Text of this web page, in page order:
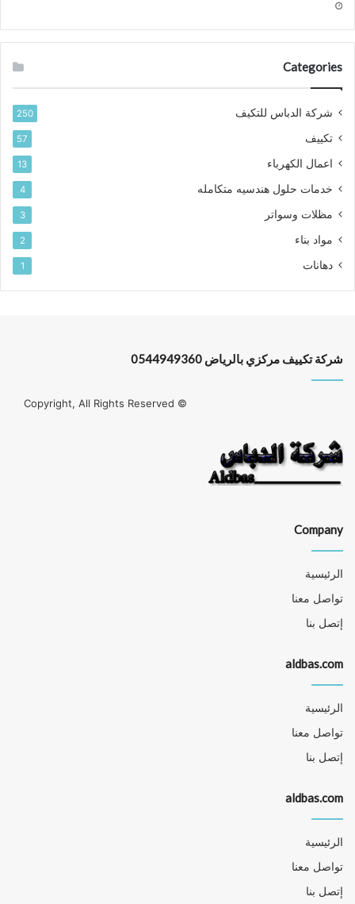
Categories
شركة الدباس للتكيف 250
تكييف 57
اعمال الكهرباء 13
خدمات حلول هندسيه متكامله 4
مظلات وسواتر 3
مواد بناء 2
دهانات 1
شركة تكييف مركزي بالرياض 0544949360
© Copyright, All Rights Reserved
Company
الرئيسية
تواصل معنا
إتصل بنا
aldbas.com
الرئيسية
تواصل معنا
إتصل بنا
aldbas.com
الرئيسية
تواصل معنا
إتصل بنا